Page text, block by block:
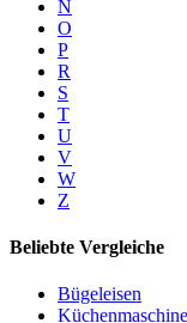
N
O
P
R
S
T
U
V
W
Z
Beliebte Vergleiche
Bügeleisen
Küchenmaschine